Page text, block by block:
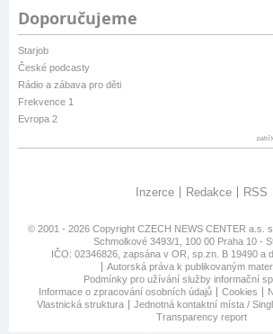
Doporučujeme
Starjob
České podcasty
Rádio a zábava pro děti
Frekvence 1
Evropa 2
Inzerce Redakce RSS
© 2001 - 2026 Copyright CZECH NEWS CENTER a.s.
Schmolkové 3493/1, 100 00 Praha 10 -
IČO: 02346826, zapsána v OR, sp.zn. B 19490 a
Autorská práva k publikovaným
Podmínky pro užívání služby informační
Informace o zpracování osobních údajů
Cookies
Vlastnická struktura
Jednotná kontaktní místa /
Transparency report